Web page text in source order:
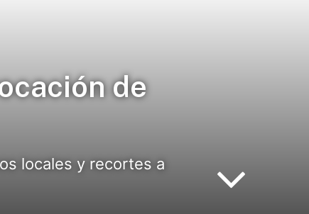
de
locales y recortes a